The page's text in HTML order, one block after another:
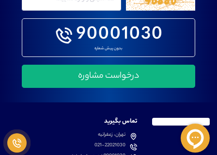
90001030
بدون پیش شماره
تماس بگیرید
تهران، زعفرانیه
021-22021030